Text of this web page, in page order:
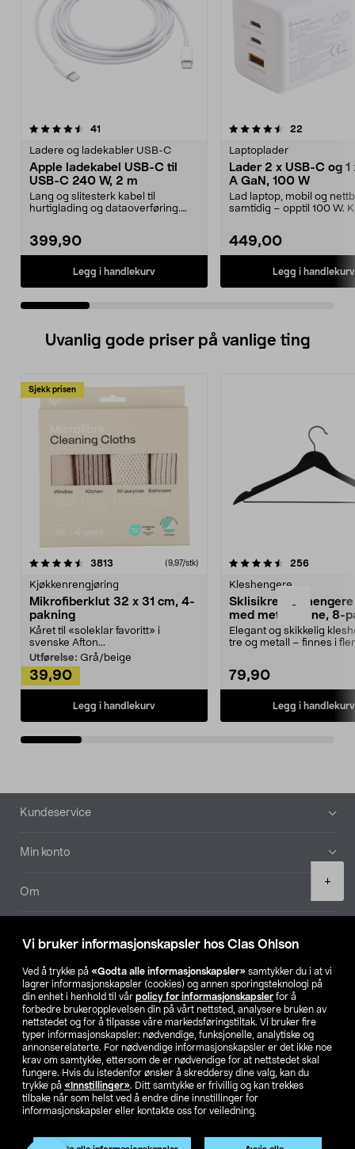
Vi bruker informasjonskapsler hos Clas Ohlson
Ved å trykke på «Godta alle informasjonskapsler» samtykker du i at vi
lagrer informasjonskapsler (cookies) og annen sporingsteknologi på
din enhet i henhold til vår policy for informasjonskapsler for å
forbedre brukeropplevelsen din på vårt nettsted, analysere bruken av
nettstedet og for å tilpasse våre markedsføringstiltak. Vi bruker fire
typer informasjonskapsler: nødvendige, funksjonelle, analytiske og
annonserelaterte. For nødvendige informasjonskapsler er det ikke noe
krav om samtykke, ettersom de er nødvendige for at nettstedet skal
fungere. Hvis du istedenfor ønsker å skreddersy dine valg, kan du
trykke på «Innstillinger». Ditt samtykke er frivillig og kan trekkes
tilbake når som helst ved å endre dine innstillinger for
informasjonskapsler eller kontakte oss for veiledning.
-
+
41
Ladere og ladekabler USB-C
Apple ladekabel USB-C til
USB-C 240 W, 2 m
Lang og slitesterk kabel til
hurtiglading og dataoverføring.
399,90
Legg i handlekurv
4.5 av 5 stjerner 22
Laptoplader
Lader 2 x USB-C og 1
A GaN, 100 W
Lad laptop, mobil og
samtidig – opptil 100 W.
449,00
Legg i handlekurv
4.5 av 5 stjerner
Uvanlig gode priser på vanlige ting
Sjekk prisen
3813 anmeldelser(9,97/stk)
Kjøkkenrengjøring
Mikrofiberklut 32 x 31 cm, 4-
pakning
Kåret til «soleklar favoritt» i
svenske Afton...
Utførelse: Grå/beige
39,90
Legg i handlekurv
4.5av 5 stjerner 256
Kleshengere
Sklisikre
med metallpinne, 8-
Elegant og skikkelig
tre og metall – finnes i
79,90
Legg i handlekurv
4.5av 5 stjerner
Bunntekst
Kundeservice
Min konto
Om
Våre selskaper
Finn din butikk
SE NO FI